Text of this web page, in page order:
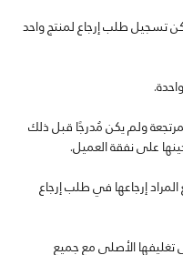
تسجيل طلب إرجاع لمنتج واحد
ولم يكن مُدرجًا قبل ذلك
على نفقة العميل.
إرجاعها في طلب إرجاع
تغليفها الأصلي مع جميع